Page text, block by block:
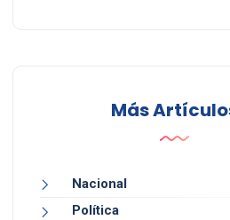
Más
Nacional
Política